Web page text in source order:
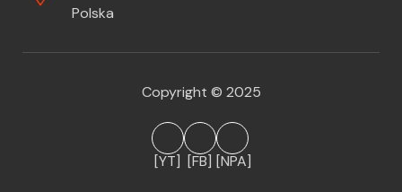
Polska
Copyright © 2025
[YT] [FB] [NPA]